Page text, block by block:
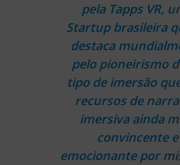
pela Tapps VR,
Startup brasileira
destaca
pelo pioneirismo
tipo de imersão
recursos de
imersiva ainda
convincente e
emocionante por